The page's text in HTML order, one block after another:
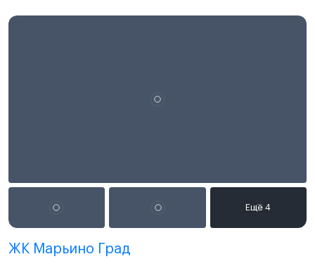
ЖК Марьино Град